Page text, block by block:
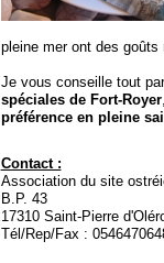
pleine mer ont des
Je vous conseille tout
spéciales de Fort-Royer
préférence en pleine
Contact :
Association du site
B.P. 43
17310 Saint-Pierre
Tél/Rep/Fax :